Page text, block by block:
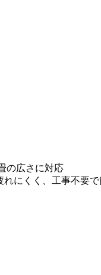
の広さに対応
にくく、工事不要で